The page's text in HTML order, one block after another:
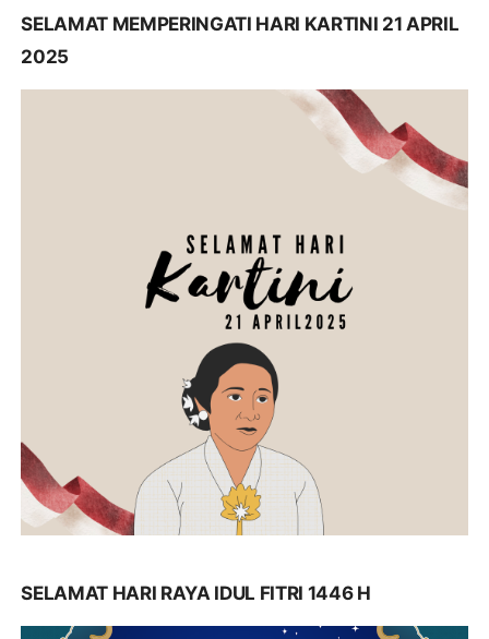
SELAMAT MEMPERINGATI HARI KARTINI 21 APRIL
2025
SELAMAT HARI RAYA IDUL FITRI 1446 H